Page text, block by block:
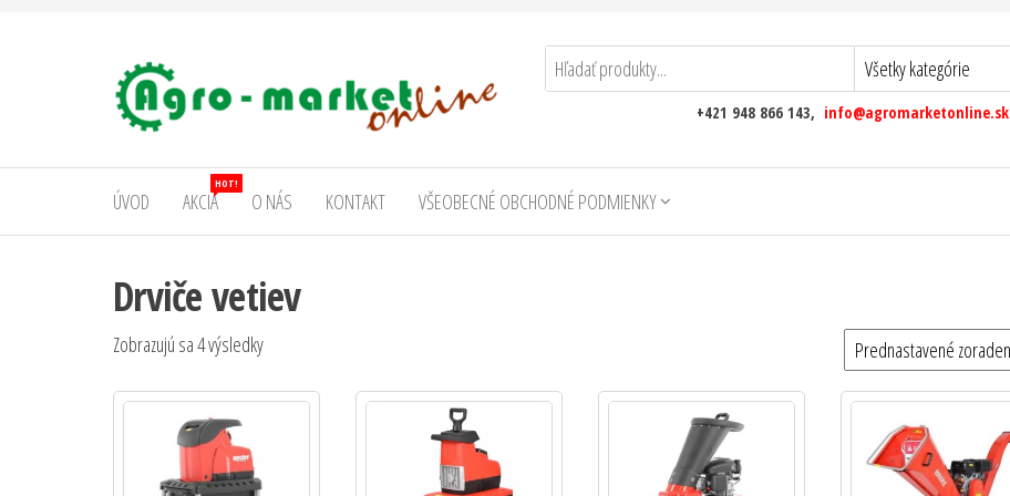
+421 948 866 143, info@agromarketonline.sk
ÚVOD AKCIA
HOT!
O NÁS KONTAKT VŠEOBECNÉ OBCHODNÉ PODMIENKY
Drviče vetiev
Zobrazujú sa 4 výsledky